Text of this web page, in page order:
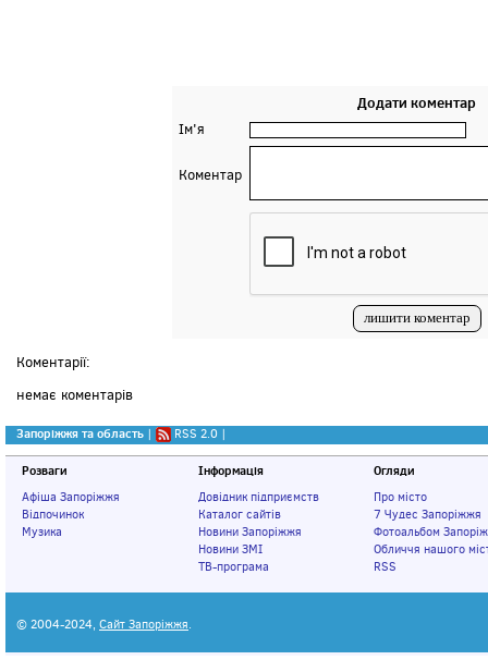
Додати коментар
Ім'я
Коментар
Коментарії:
немає коментарів
Запоріжжя та область | RSS 2.0 |
Розваги
Афіша Запоріжжя
Відпочинок
Музика
Інформація
Довідник підприємств
Каталог сайтів
Новини Запоріжжя
Новини ЗМІ
ТВ-програма
Огляди
Про місто
7 Чудес Запоріжжя
Фотоальбом
Обличчя нашого
RSS
© 2004-2024, Сайт Запоріжжя.